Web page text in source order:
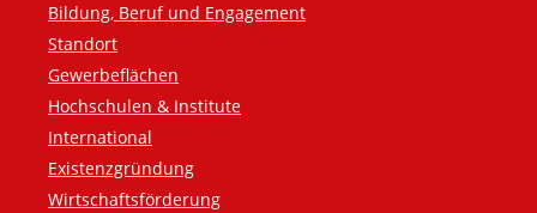
Bildung, Beruf und Engagement
Standort
Gewerbeflächen
Hochschulen & Institute
International
Existenzgründung
Wirtschaftsförderung